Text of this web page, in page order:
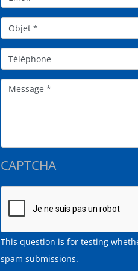
Objet*
Téléphone
Message
CAPTCHA
This question is for testing
spam submissions.